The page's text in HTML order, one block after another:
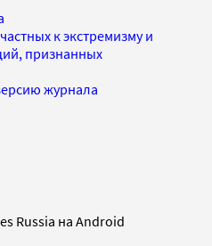
к экстремизму и
признанных
журнала
Russia на Android